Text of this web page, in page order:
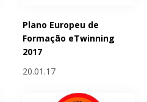
Plano Europeu de
Formação eTwinning
2017
20.01.17